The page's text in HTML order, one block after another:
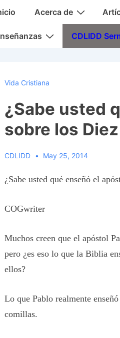
Acerca de
CDLIDD
Vida Cristiana
¿Sabe usted
sobre los
CDLIDD May 25, 2014
¿Sabe usted qué enseñó el
COGwriter
Muchos creen que el apóstol
pero ¿es eso lo que la Biblia
ellos?
Lo que Pablo realmente
comillas.